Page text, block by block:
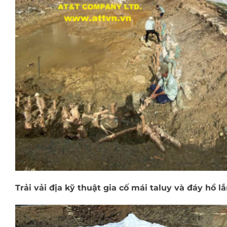
Trải vải địa kỹ thuật gia cố mái taluy và đáy hồ